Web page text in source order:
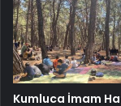
Kumluca İmam